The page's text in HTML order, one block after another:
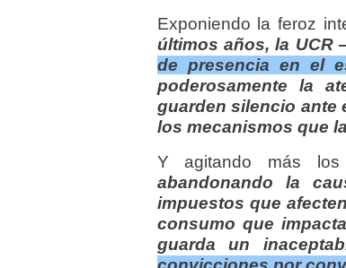
Exponiendo la feroz
últimos años, la
de presencia en el
poderosamente la
guarden silencio ante
los mecanismos que
Y agitando más los
abandonando la
impuestos que
consumo que
guarda un